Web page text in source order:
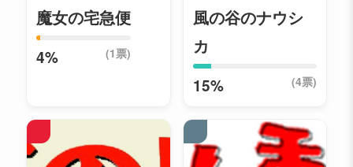
魔女の宅急便
4% (1票)
風の谷のナウシ
カ
15% (4票)